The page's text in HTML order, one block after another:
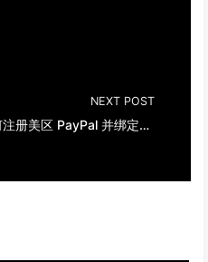
NEXT POST
数据移民漂流记 —— 如何注册美区 PayPal 并绑定美区 Apple ID